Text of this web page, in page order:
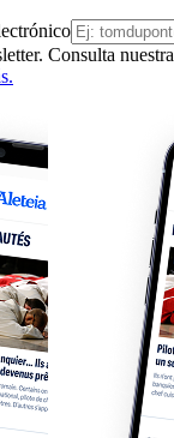
Consulta nuestra